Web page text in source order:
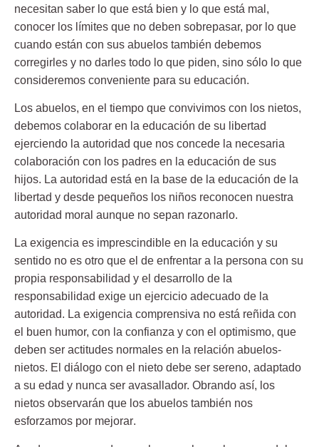
necesitan saber lo que está bien y lo que está mal ,
conocer los límites que no deben sobrepasar, por lo que
cuando están con sus abuelos también debemos
corregirles y no darles todo lo que piden, sino sólo lo que
consideremos conveniente para su educación.
Los abuelos, en el tiempo que convivimos con los nietos,
debemos colaborar en la educación de su libertad
ejerciendo la autoridad que nos concede la necesaria
colaboración con los padres en la educación de sus
hijos. La autoridad está en la base de la educación de la
libertad y desde pequeños los niños reconocen nuestra
autoridad moral aunque no sepan razonarlo.
La exigencia es imprescindible en la educación y su
sentido no es otro que el de enfrentar a la persona con su
propia responsabilidad y el desarrollo de la
responsabilidad exige un ejercicio adecuado de la
autoridad. La exigencia comprensiva no está reñida con
el buen humor, con la confianza y con el optimismo, que
deben ser actitudes normales en la relación abuelos-
nietos. El diálogo con el nieto debe ser sereno, adaptado
a su edad y nunca ser avasallador. Obrando así, los
nietos observarán que los abuelos también nos
esforzamos por mejorar.